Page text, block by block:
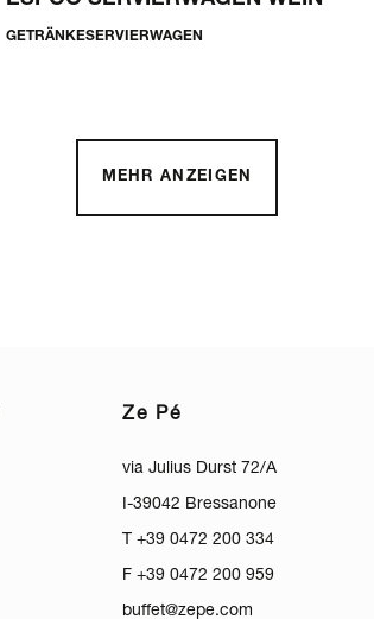
GETRÄNKESERVIERWAGEN
MEHR ANZEIGEN
Ze Pé
via Julius Durst 72/A
I-39042 Bressanone
T +39 0472 200 334
F +39 0472 200 959
buffet@zepe.com